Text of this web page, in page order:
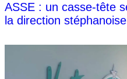
ASSE : un casse-tête
la direction stéphanoise